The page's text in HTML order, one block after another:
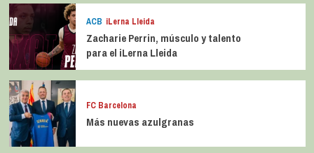
ACB iLerna Lleida
Zacharie Perrin, músculo y talento
para el iLerna Lleida
FC Barcelona
Más nuevas azulgranas